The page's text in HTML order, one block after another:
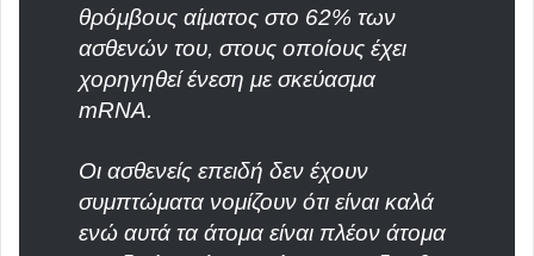
θρόμβους αίματος στο 62% των
ασθενών του, στους οποίους έχει
χορηγηθεί ένεση με σκεύασμα
mRNA.
Οι ασθενείς επειδή δεν έχουν
συμπτώματα νομίζουν ότι είναι καλά
ενώ αυτά τα άτομα είναι πλέον άτομα